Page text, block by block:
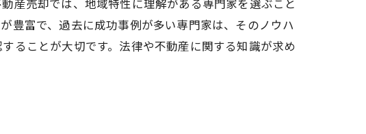
産売却では、地域特性に理解がある専門家を選ぶこと
豊富で、過去に成功事例が多い専門家は、そのノウハ
ることが大切です。法律や不動産に関する知識が求め